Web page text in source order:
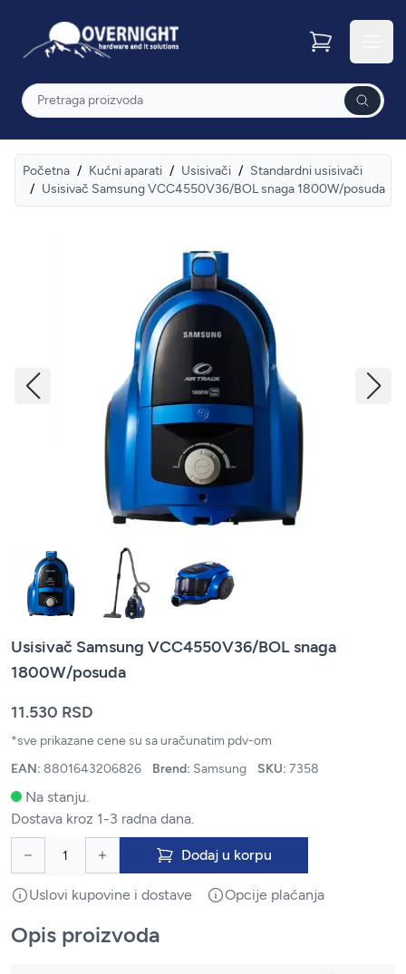
Overnight
Pretraga
Početna / Kućni aparati / Usisivači / Standardni usisivači
/ Usisivač Samsung VCC4550V36/BOL snaga 1800W/posuda
Usisivač Samsung VCC4550V36/BOL snaga
1800W/posuda
11.530 RSD
*sve prikazane cene su sa uračunatim pdv-om
EAN: 8801643206826 Brend: Samsung SKU: 7358
Na stanju.
Dostava kroz 1-3 radna dana.
Dodaj u korpu
Uslovi kupovine i dostave Opcije plaćanja
Opis proizvoda